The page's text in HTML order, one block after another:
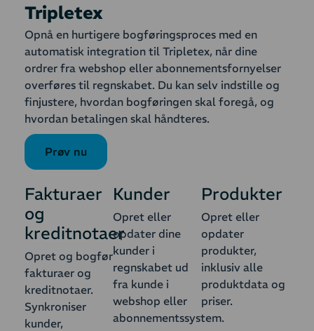
Tripletex
Opnå en hurtigere bogføringsproces med en
automatisk integration til Tripletex, når dine
ordrer fra webshop eller abonnementsfornyelser
overføres til regnskabet. Du kan selv indstille og
finjustere, hvordan bogføringen skal foregå, og
hvordan betalingen skal håndteres.
Prøv nu
Fakturaer
og
kreditnotaer
Opret og bogfør
fakturaer og
kreditnotaer.
Synkroniser
kunder,
Kunder
Opret eller
opdater dine
kunder i
regnskabet ud
fra kunde i
webshop eller
abonnementssystem.
Produkter
Opret eller
opdater
produkter,
inklusiv alle
produktdata og
priser.